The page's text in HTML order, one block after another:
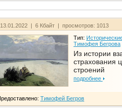
13.01.2022 | 6 Кбайт | просмотров: 1013
Тип:
Тимофея Бегрова
Из истории
страхования
строений
подробнее
Тимофей Бегров